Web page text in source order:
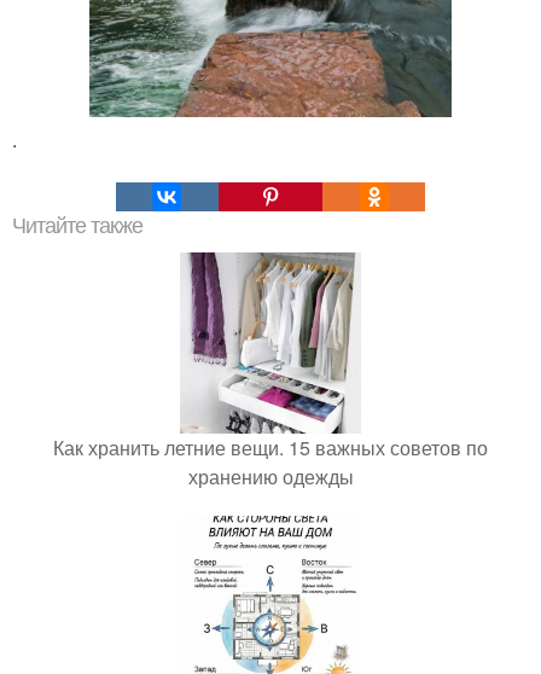
.
Читайте также
Как хранить летние вещи. 15 важных советов по
хранению одежды